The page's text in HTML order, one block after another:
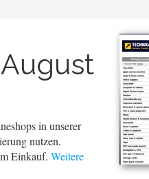
in unserer
nutzen.
Einkauf. Weitere